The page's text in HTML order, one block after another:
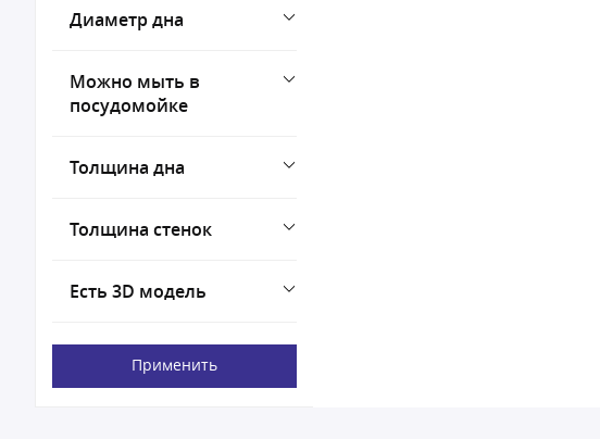
Диаметр дна
Можно мыть в
посудомойке
Толщина дна
Толщина стенок
Есть 3D модель
Применить